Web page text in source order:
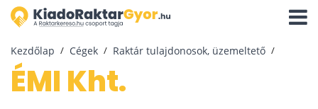
Kezdőlap Cégek Raktár tulajdonosok, üzemeltető
ÉMI Kht.